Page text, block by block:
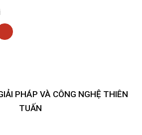
PHÁP VÀ CÔNG NGHỆ THIÊN
TUẤN